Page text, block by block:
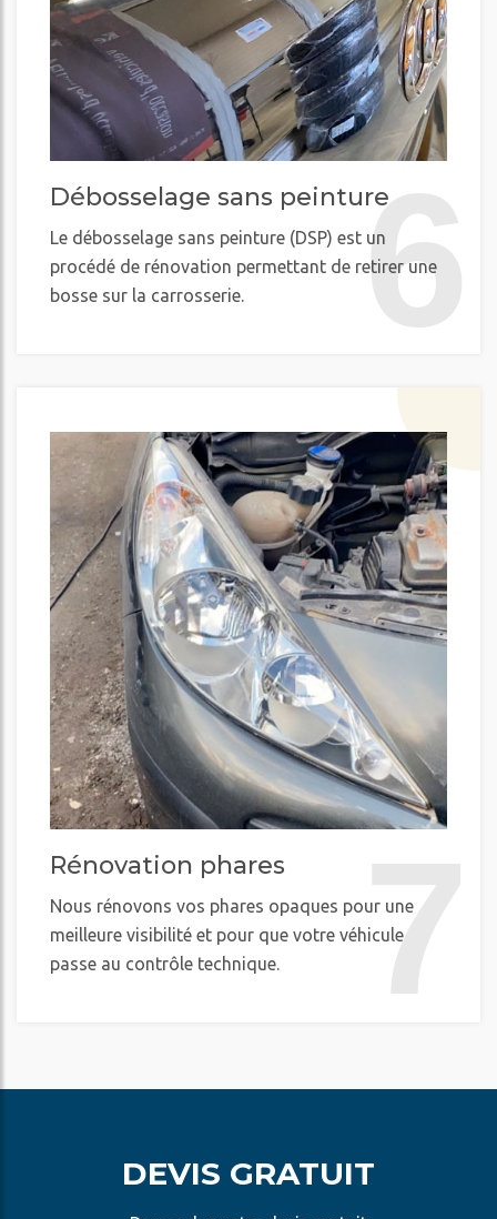
6
Débosselage sans peinture
Le débosselage sans peinture (DSP) est un
procédé de rénovation permettant de retirer une
bosse sur la carrosserie.
7
Rénovation phares
Nous rénovons vos phares opaques pour une
meilleure visibilité et pour que votre véhicule
passe au contrôle technique.
DEVIS GRATUIT